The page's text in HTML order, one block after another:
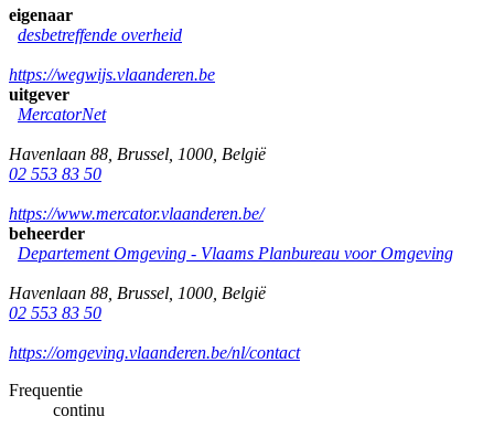
eigenaar
desbetreffende overheid
https://wegwijs.vlaanderen.be
uitgever
MercatorNet
Havenlaan 88 Brussel 1000 België
02 553 83 50
https://www.mercator.vlaanderen.be/
beheerder
Departement Omgeving - Vlaams Planbureau voor Omgeving
Havenlaan 88 Brussel 1000 België
02 553 83 50
https://omgeving.vlaanderen.be/nl/contact
Frequentie
continu